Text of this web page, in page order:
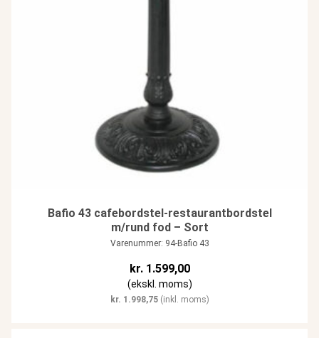
Bafio 43 cafebordstel-restaurantbordstel
m/rund fod – Sort
Varenummer: 94-Bafio 43
kr.1.599,00
(ekskl. moms)
kr. 1.998,75(inkl. moms)